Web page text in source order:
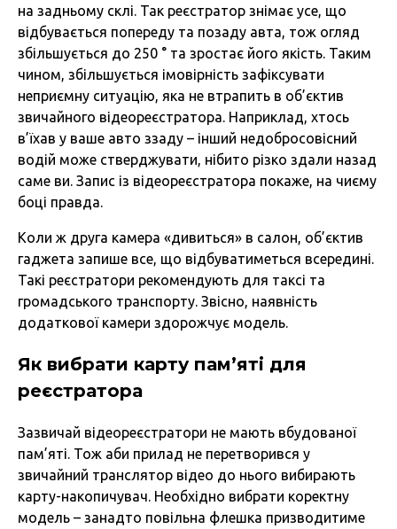
на задньому склі. Так реєстратор знімає усе, що
відбувається попереду та позаду авта, тож огляд
збільшується до 250 ° та зростає його якість. Таким
чином, збільшується імовірність зафіксувати
неприємну ситуацію, яка не втрапить в об’єктив
звичайного відеореєстратора. Наприклад, хтось
в’їхав у ваше авто ззаду – інший недобросовісний
водій може стверджувати, нібито різко здали назад
саме ви. Запис із відеореєстратора покаже, на чиєму
боці правда.
Коли ж друга камера «дивиться» в салон, об’єктив
гаджета запише все, що відбуватиметься всередині.
Такі реєстратори рекомендують для таксі та
громадського транспорту. Звісно, наявність
додаткової камери здорожчує модель.
Як вибрати карту пам’яті для
реєстратора
Зазвичай відеореєстратори не мають вбудованої
пам’яті. Тож аби прилад не перетворився у
звичайний транслятор відео до нього вибирають
карту-накопичувач. Необхідно вибрати коректну
модель – занадто повільна флешка призводитиме